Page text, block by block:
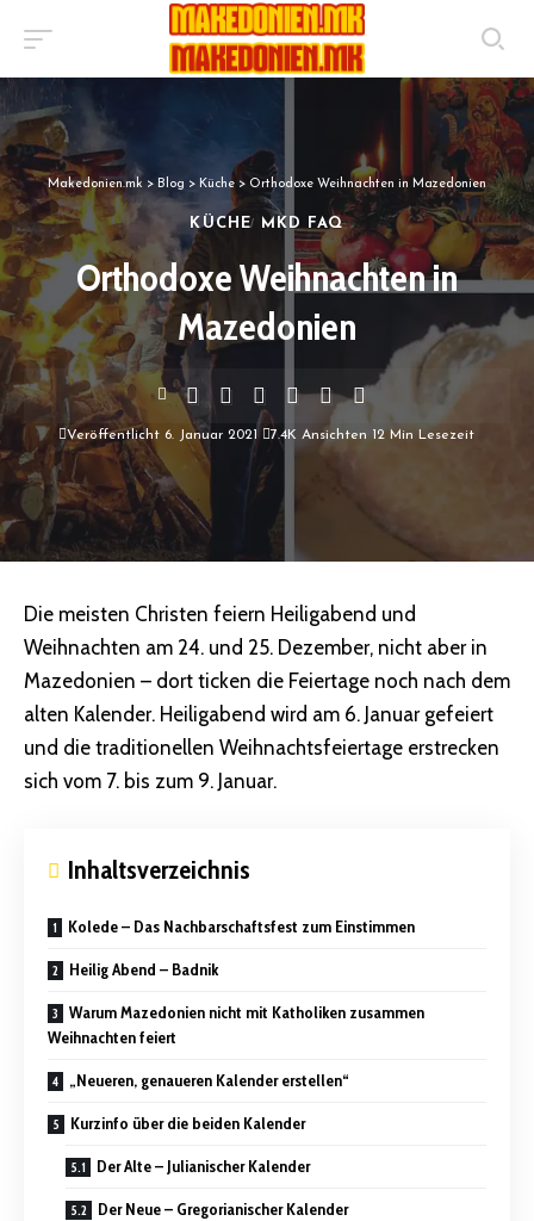
Makedonien.mk > Blog > Küche > Orthodoxe Weihnachten in Mazedonien
KÜCHE MKD FAQ
Orthodoxe Weihnachten in
Mazedonien
Veröffentlicht 6. Januar 2021 7.4K Ansichten 12 Min Lesezeit
Die meisten Christen feiern Heiligabend und
Weihnachten am 24. und 25. Dezember, nicht aber in
Mazedonien – dort ticken die Feiertage noch nach dem
alten Kalender. Heiligabend wird am 6. Januar gefeiert
und die traditionellen Weihnachtsfeiertage erstrecken
sich vom 7. bis zum 9. Januar.
Inhaltsverzeichnis
Kolede – Das Nachbarschaftsfest zum Einstimmen
Heilig Abend – Badnik
Warum Mazedonien nicht mit Katholiken zusammen
Weihnachten feiert
„Neueren, genaueren Kalender erstellen“
Kurzinfo über die beiden Kalender
Der Alte – Julianischer Kalender
Der Neue – Gregorianischer Kalender